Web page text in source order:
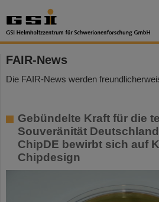
FAIR-News
Die FAIR-News werden
Gebündelte Kraft für die
Souveränität
ChipDE bewirbt sich auf
Chipdesign